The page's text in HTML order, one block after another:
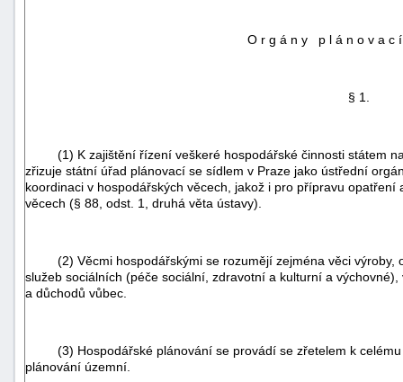
O r g á n y p l á n o v a c í
§ 1.
(1) K zajištění řízení veškeré hospodářské činnosti státem
zřizuje státní úřad plánovací se sídlem v Praze jako ústřední
koordinaci v hospodářských věcech, jakož i pro přípravu
věcech (§ 88, odst. 1, druhá věta ústavy).
(2) Věcmi hospodářskými se rozumějí zejména věci
služeb sociálních (péče sociální, zdravotní a kulturní a
a důchodů vůbec.
(3) Hospodářské plánování se provádí se zřetelem k
plánování územní.